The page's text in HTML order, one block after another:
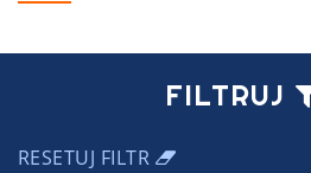
FILTRUJ
RESETUJ FILTR